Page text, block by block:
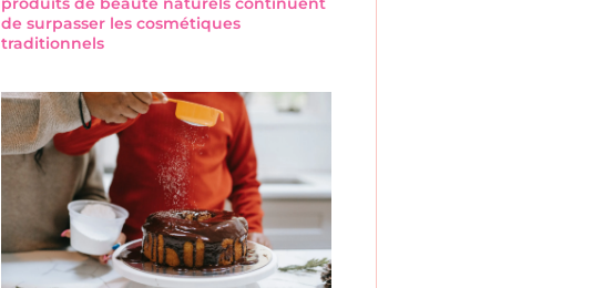
de surpasser les cosmétiques
traditionnels